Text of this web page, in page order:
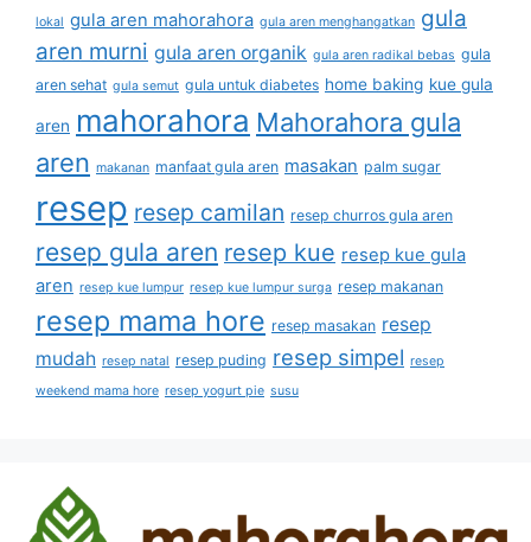
lokal gula aren mahorahora gula aren menghangatkan gula
aren murni gula aren organik gula aren radikal bebas gula
aren sehat gula semut gula untuk diabetes home baking kue gula
aren mahorahora Mahorahora gula
aren makanan manfaat gula aren masakan palm sugar
resep resep camilan resep churros gula aren
resep gula aren resep kue resep kue gula
aren resep kue lumpur resep kue lumpur surga resep makanan
resep mama hore resep masakan resep
mudah resep natal resep puding resep simpel resep
weekend mama hore resep yogurt pie susu